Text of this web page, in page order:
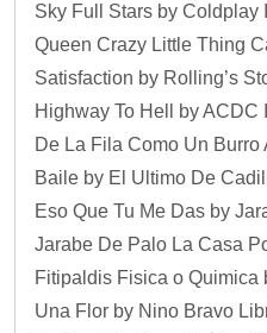
Sky Full Stars by Coldplay
Queen Crazy Little Thing
Satisfaction by Rolling’s
Highway To Hell by
De La Fila Como Un Burro
Baile by El Ultimo De
Eso Que Tu Me Das by
Jarabe De Palo La Casa
Fitipaldis Fisica o Quimica
Una Flor by Nino Bravo